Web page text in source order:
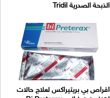
الذبحة الصدرية Tridil
اقراص بي بريتيراكس لعلاج حالات